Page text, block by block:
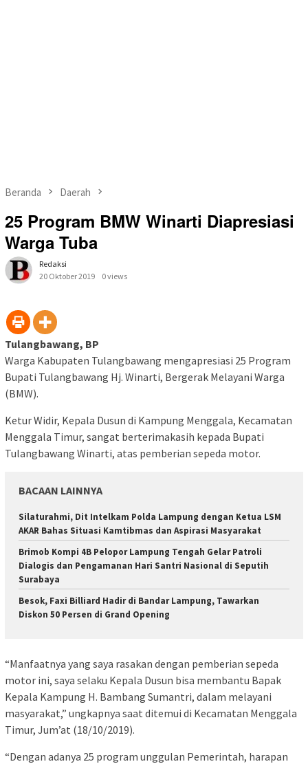
Beranda Daerah
25 Program BMW Winarti Diapresiasi
Warga Tuba
Redaksi
20 Oktober 2019
0 views
Tulangbawang, BP
Warga Kabupaten Tulangbawang mengapresiasi 25 Program
Bupati Tulangbawang Hj. Winarti, Bergerak Melayani Warga
(BMW).
Ketur Widir, Kepala Dusun di Kampung Menggala, Kecamatan
Menggala Timur, sangat berterimakasih kepada Bupati
Tulangbawang Winarti, atas pemberian sepeda motor.
BACAAN LAINNYA
Silaturahmi, Dit Intelkam Polda Lampung dengan Ketua LSM
AKAR Bahas Situasi Kamtibmas dan Aspirasi Masyarakat
Brimob Kompi 4B Pelopor Lampung Tengah Gelar Patroli
Dialogis dan Pengamanan Hari Santri Nasional di Seputih
Surabaya
Besok, Faxi Billiard Hadir di Bandar Lampung, Tawarkan
Diskon 50 Persen di Grand Opening
“Manfaatnya yang saya rasakan dengan pemberian sepeda
motor ini, saya selaku Kepala Dusun bisa membantu Bapak
Kepala Kampung H. Bambang Sumantri, dalam melayani
masyarakat,” ungkapnya saat ditemui di Kecamatan Menggala
Timur, Jum’at (18/10/2019).
“Dengan adanya 25 program unggulan Pemerintah, harapan